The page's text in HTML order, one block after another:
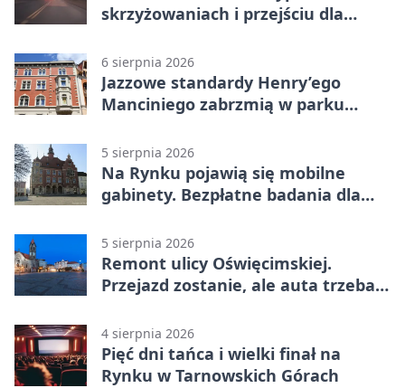
skrzyżowaniach i przejściu dla
6 sierpnia 2026
Jazzowe standardy Henry’ego
Manciniego zabrzmią w parku
5 sierpnia 2026
Na Rynku pojawią się mobilne
gabinety. Bezpłatne badania dla
5 sierpnia 2026
Remont ulicy Oświęcimskiej.
Przejazd zostanie, ale auta trzeba
4 sierpnia 2026
Pięć dni tańca i wielki finał na
Rynku w Tarnowskich Górach